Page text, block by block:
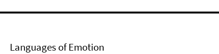
Languages of Emotion